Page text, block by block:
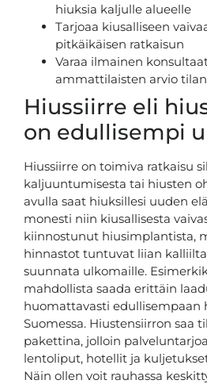
hiuksia kaljulle alueelle
Tarjoaa kiusalliseen
pitkäikäisen ratkaisun
Varaa ilmainen
ammattilaisten arvio
Hiussiirre eli
on edullisempi
Hiussiirre on toimiva ratkaisu
kaljuuntumisesta tai hiusten
avulla saat hiuksillesi uuden
monesti niin kiusallisesta
kiinnostunut hiusimplantista,
hinnastot tuntuvat liian
suunnata ulkomaille.
mahdollista saada erittäin
huomattavasti edullisempaan
Suomessa. Hiustensiirron saa
pakettina, jolloin
lentoliput, hotellit ja
Näin ollen voit rauhassa